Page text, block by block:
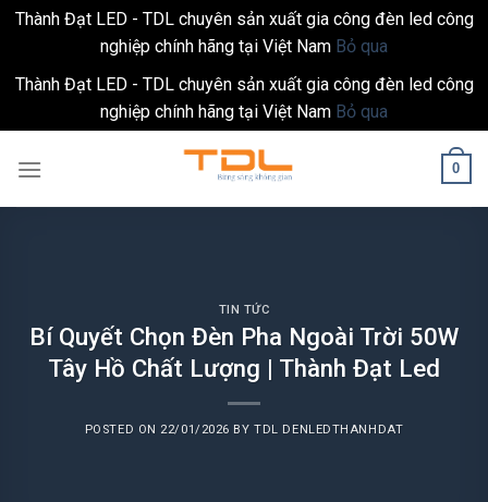
Thành Đạt LED - TDL chuyên sản xuất gia công đèn led công
nghiệp chính hãng tại Việt Nam Bỏ qua
Thành Đạt LED - TDL chuyên sản xuất gia công đèn led công
nghiệp chính hãng tại Việt Nam Bỏ qua
0
TIN TỨC
Bí Quyết Chọn Đèn Pha Ngoài Trời 50W
Tây Hồ Chất Lượng | Thành Đạt Led
POSTED ON 22/01/2026 BYTDL DENLEDTHANHDAT